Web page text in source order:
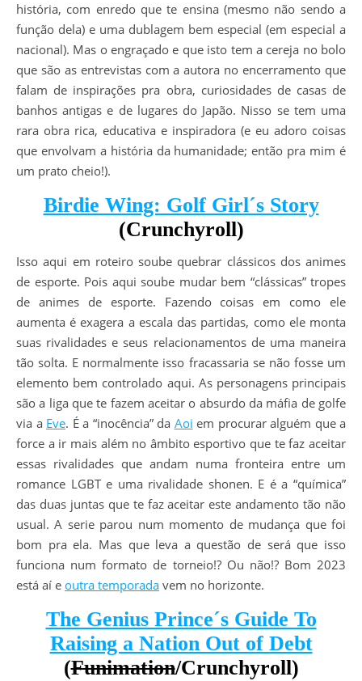
história, com enredo que te ensina (mesmo não sendo a
função dela) e uma dublagem bem especial (em especial a
nacional). Mas o engraçado e que isto tem a cereja no bolo
que são as entrevistas com a autora no encerramento que
falam de inspirações pra obra, curiosidades de casas de
banhos antigas e de lugares do Japão. Nisso se tem uma
rara obra rica, educativa e inspiradora (e eu adoro coisas
que envolvam a história da humanidade; então pra mim é
um prato cheio!).
Birdie Wing: Golf Girl´s Story
(Crunchyroll)
Isso aqui em roteiro soube quebrar clássicos dos animes
de esporte. Pois aqui soube mudar bem “clássicas” tropes
de animes de esporte. Fazendo coisas em como ele
aumenta é exagera a escala das partidas, como ele monta
suas rivalidades e seus relacionamentos de uma maneira
tão solta. E normalmente isso fracassaria se não fosse um
elemento bem controlado aqui. As personagens principais
são a liga que te fazem aceitar o absurdo da máfia de golfe
via a Eve. É a “inocência” da Aoi em procurar alguém que a
force a ir mais além no âmbito esportivo que te faz aceitar
essas rivalidades que andam numa fronteira entre um
romance LGBT e uma rivalidade shonen. E é a “química”
das duas juntas que te faz aceitar este andamento tão não
usual. A serie parou num momento de mudança que foi
bom pra ela. Mas que leva a questão de será que isso
funciona num formato de torneio!? Ou não!? Bom 2023
está aí e outra temporada vem no horizonte.
The Genius Prince´s Guide To
Raising a Nation Out of Debt
(Funimation/Crunchyroll)